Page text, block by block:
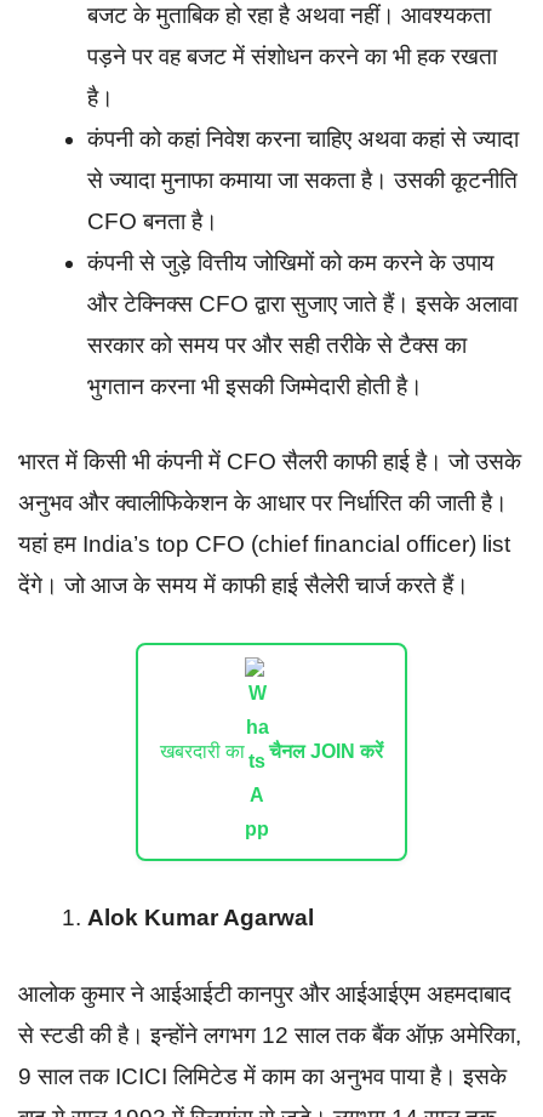
बजट के मुताबिक हो रहा है अथवा नहीं। आवश्यकता
पड़ने पर वह बजट में संशोधन करने का भी हक रखता
है।
कंपनी को कहां निवेश करना चाहिए अथवा कहां से ज्यादा
से ज्यादा मुनाफा कमाया जा सकता है। उसकी कूटनीति
CFO बनता है।
कंपनी से जुड़े वित्तीय जोखिमों को कम करने के उपाय
और टेक्निक्स CFO द्वारा सुजाए जाते हैं। इसके अलावा
सरकार को समय पर और सही तरीके से टैक्स का
भुगतान करना भी इसकी जिम्मेदारी होती है।
भारत में किसी भी कंपनी में CFO सैलरी काफी हाई है। जो उसके
अनुभव और क्वालीफिकेशन के आधार पर निर्धारित की जाती है।
यहां हम India’s top CFO (chief financial officer) list
देंगे। जो आज के समय में काफी हाई सैलेरी चार्ज करते हैं।
खबरदारी का चैनल JOIN करें
Alok Kumar Agarwal
आलोक कुमार ने आईआईटी कानपुर और आईआईएम अहमदाबाद
से स्टडी की है। इन्होंने लगभग 12 साल तक बैंक ऑफ़ अमेरिका,
9 साल तक ICICI लिमिटेड में काम का अनुभव पाया है। इसके